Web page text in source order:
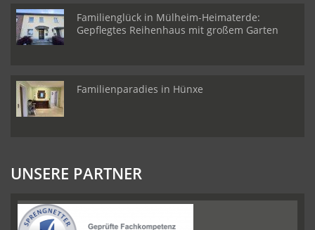
Familienglück in Mülheim-Heimaterde:
Gepflegtes Reihenhaus mit großem Garten
Familienparadies in Hünxe
UNSERE PARTNER